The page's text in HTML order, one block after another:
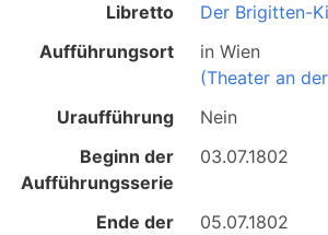
Libretto
Der Brigitten-
Aufführungsort
inWien
(Theater an
Uraufführung
Nein
Beginn der
Aufführungsserie
03.07.1802
Ende der
05.07.1802